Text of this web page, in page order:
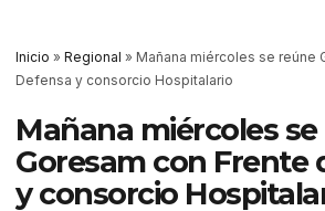
Inicio » Regional » Mañana miércoles se reúne
Defensa y consorcio Hospitalario
Mañana miércoles
Goresam con Frente
y consorcio